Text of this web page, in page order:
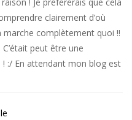
clairement d’où
complètement quoi !!
peut être une
:/ En attendant mon blog est